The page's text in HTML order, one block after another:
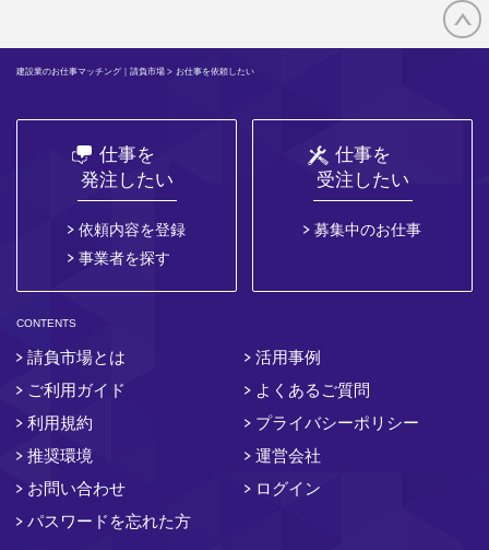
建設業のお仕事マッチング｜請負市場 > お仕事を依頼したい
仕事を
発注したい
依頼内容を登録
事業者を探す
仕事を
受注したい
募集中のお仕事
CONTENTS
請負市場とは
活用事例
ご利用ガイド
よくあるご質問
利用規約
プライバシーポリシー
推奨環境
運営会社
お問い合わせ
ログイン
パスワードを忘れた方